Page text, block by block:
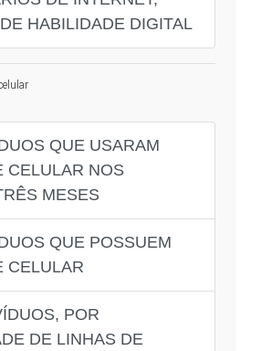
HABILIDADE DIGITAL
QUE USARAM
CELULAR NOS
MESES
QUE POSSUEM
CELULAR
POR
DE LINHAS DE